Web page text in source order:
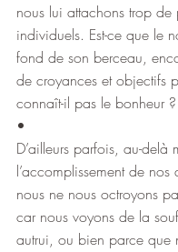
nous lui attachons trop de
individuels. Est-ce que le
fond de son berceau,
de croyances et objectifs
connaît-il pas le bonheur ?
•
D’ailleurs parfois, au-delà
l’accomplissement de nos
nous ne nous octroyons
car nous voyons de la
autrui, ou bien parce que